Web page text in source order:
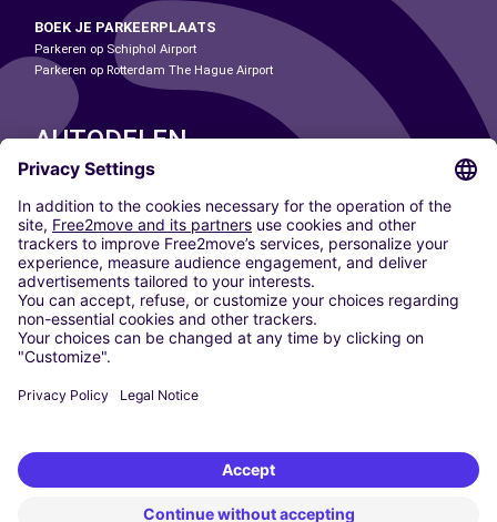
BOEK JE PARKEERPLAATS
Parkeren op Schiphol Airport
Parkeren op Rotterdam The Hague Airport
AUTODELEN
ONZE STEDEN
Paris
Madrid
Washington DC
Milaan
Rome
Turijn
Wenen
Berlijn
Düsseldorf